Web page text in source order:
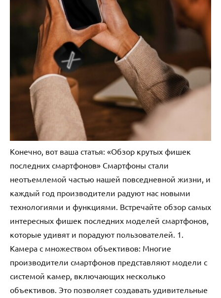
Конечно, вот ваша статья: «Обзор крутых фишек
последних смартфонов» Смартфоны стали
неотъемлемой частью нашей повседневной жизни, и
каждый год производители радуют нас новыми
технологиями и функциями. Встречайте обзор самых
интересных фишек последних моделей смартфонов,
которые удивят и порадуют пользователей. 1.
Камера с множеством объективов: Многие
производители смартфонов представляют модели с
системой камер, включающих несколько
объективов. Это позволяет создавать удивительные